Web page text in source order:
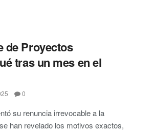
de Proyectos
tras un mes en el
0
su renuncia irrevocable a la
han revelado los motivos exactos,